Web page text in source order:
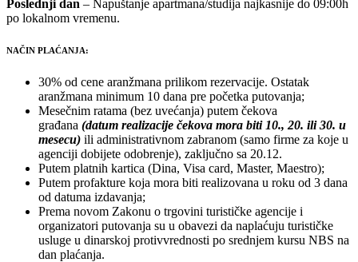
Poslednji dan – Napuštanje apartmana/studija najkasnije do 09:00h
po lokalnom vremenu.
NAČIN PLAĆANJA:
30% od cene aranžmana prilikom rezervacije. Ostatak
aranžmana minimum 10 dana pre početka putovanja;
Mesečnim ratama (bez uvećanja) putem čekova
građana (datum realizacije čekova mora biti 10., 20. ili 30. u
mesecu) ili administrativnom zabranom (samo firme za koje u
agenciji dobijete odobrenje), zaključno sa 20.12.
Putem platnih kartica (Dina, Visa card, Master, Maestro);
Putem profakture koja mora biti realizovana u roku od 3 dana
od datuma izdavanja;
Prema novom Zakonu o trgovini turističke agencije i
organizatori putovanja su u obavezi da naplaćuju turističke
usluge u dinarskoj protivvrednosti po srednjem kursu NBS na
dan plaćanja.